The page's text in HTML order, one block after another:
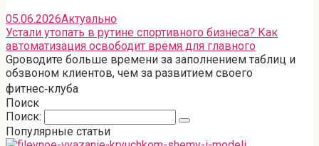
05.06.2026Актуально
Устали утопать в рутине спортивного бизнеса? Как
автоматизация освободит время для главного
Gроводите больше времени за заполнением таблиц и
обзвоном клиентов, чем за развитием своего
фитнес‑клуба
Поиск
Поиск:
Популярные статьи